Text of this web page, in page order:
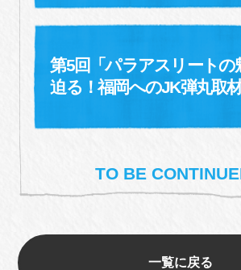
第5回「パラアスリートの
迫る！福岡へのJK弾丸取材
TO BE
一覧に戻る